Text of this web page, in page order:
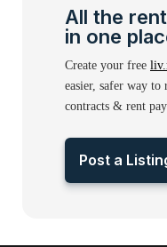
All the
in one
Create your free
easier, safer way
contracts & rent
Post a